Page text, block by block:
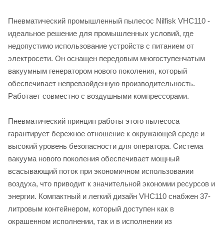
Пневматический промышленный пылесос Nilfisk VHC110 -
идеальное решение для промышленных условий, где
недопустимо использование устройств с питанием от
электросети. Он оснащен передовым многоступенчатым
вакуумным генератором нового поколения, который
обеспечивает непревзойденную производительность.
Работает совместно с воздушными компрессорами.
Пневматический принцип работы этого пылесоса
гарантирует бережное отношение к окружающей среде и
высокий уровень безопасности для оператора. Система
вакуума нового поколения обеспечивает мощный
всасывающий поток при экономичном использовании
воздуха, что приводит к значительной экономии ресурсов и
энергии. Компактный и легкий дизайн VHC110 снабжен 37-
литровым контейнером, который доступен как в
окрашенном исполнении, так и в исполнении из